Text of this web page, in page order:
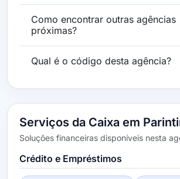
Como encontrar outras agências
próximas?
Qual é o código desta agência?
Serviços da Caixa em
Soluções financeiras disponíveis nesta
Crédito e Empréstimos